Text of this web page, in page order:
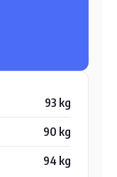
93 kg
90 kg
94 kg